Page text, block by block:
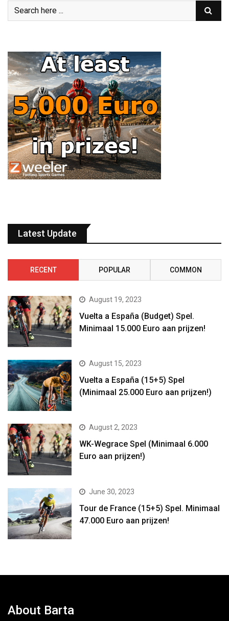
Latest Update
RECENT POPULAR COMMON
August 19, 2023
Vuelta a España (Budget) Spel.
Minimaal 15.000 Euro aan prijzen!
August 15, 2023
Vuelta a España (15+5) Spel
(Minimaal 25.000 Euro aan prijzen!)
August 2, 2023
WK-Wegrace Spel (Minimaal 6.000
Euro aan prijzen!)
June 30, 2023
Tour de France (15+5) Spel. Minimaal
47.000 Euro aan prijzen!
About Barta